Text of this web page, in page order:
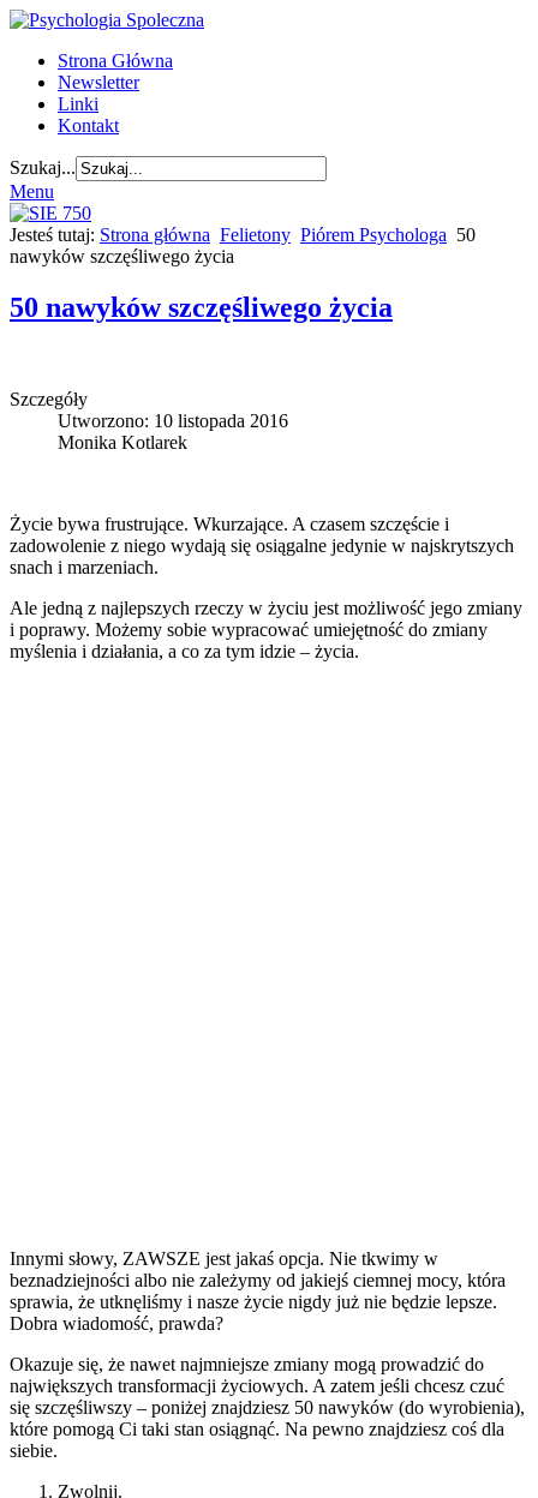
Strona Główna
Newsletter
Linki
Kontakt
Szukaj...
Menu
Jesteś tutaj: Strona główna Felietony Piórem Psychologa 50
nawyków szczęśliwego życia
50 nawyków szczęśliwego życia
Szczegóły
Utworzono: 10 listopada 2016
Monika Kotlarek
Życie bywa frustrujące. Wkurzające. A czasem szczęście i
zadowolenie z niego wydają się osiągalne jedynie w najskrytszych
snach i marzeniach.
Ale jedną z najlepszych rzeczy w życiu jest możliwość jego zmiany
i poprawy. Możemy sobie wypracować umiejętność do zmiany
myślenia i działania, a co za tym idzie – życia.
Innymi słowy, ZAWSZE jest jakaś opcja. Nie tkwimy w
beznadziejności albo nie zależymy od jakiejś ciemnej mocy, która
sprawia, że utknęliśmy i nasze życie nigdy już nie będzie lepsze.
Dobra wiadomość, prawda?
Okazuje się, że nawet najmniejsze zmiany mogą prowadzić do
największych transformacji życiowych. A zatem jeśli chcesz czuć
się szczęśliwszy – poniżej znajdziesz 50 nawyków (do wyrobienia),
które pomogą Ci taki stan osiągnąć. Na pewno znajdziesz coś dla
siebie.
Zwolnij.